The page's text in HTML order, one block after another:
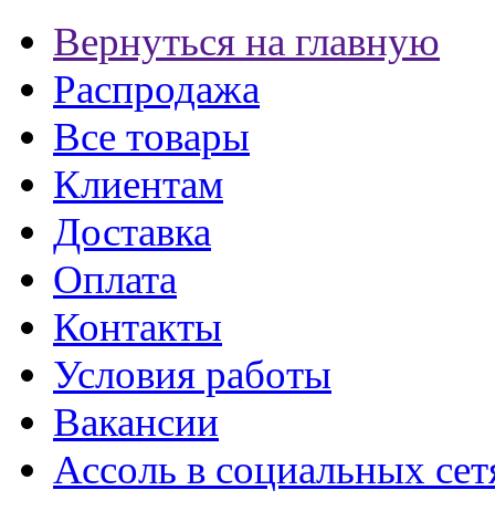
Вернуться на главную
Распродажа
Все товары
Клиентам
Доставка
Оплата
Контакты
Условия работы
Вакансии
Ассоль в социальных